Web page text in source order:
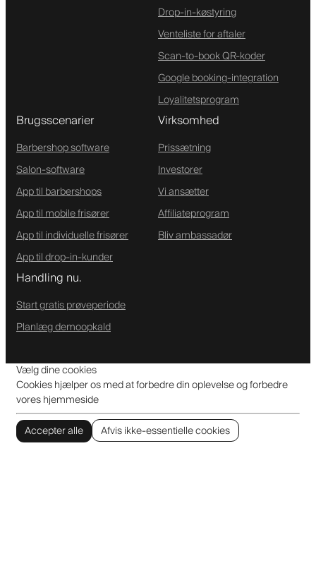
Drop-in-køstyring
Venteliste for aftaler
Scan-to-book QR-koder
Google booking-integration
Loyalitetsprogram
Brugsscenarier
Barbershop software
Salon-software
App til barbershops
App til mobile frisører
App til individuelle frisører
App til drop-in-kunder
Virksomhed
Prissætning
Investorer
Vi ansætter
Affiliateprogram
Bliv ambassadør
Handling nu.
Start gratis prøveperiode
Planlæg demoopkald
Vælg dine cookies
Cookies hjælper os med at forbedre din oplevelse og forbedre
vores hjemmeside
Accepter alle
Afvis ikke-essentielle cookies